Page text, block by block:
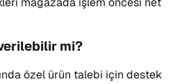
mi?
özel ürün talebi için destek